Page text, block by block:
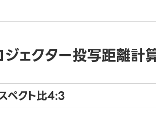
ジェクター投写距離計
ペクト比4:3